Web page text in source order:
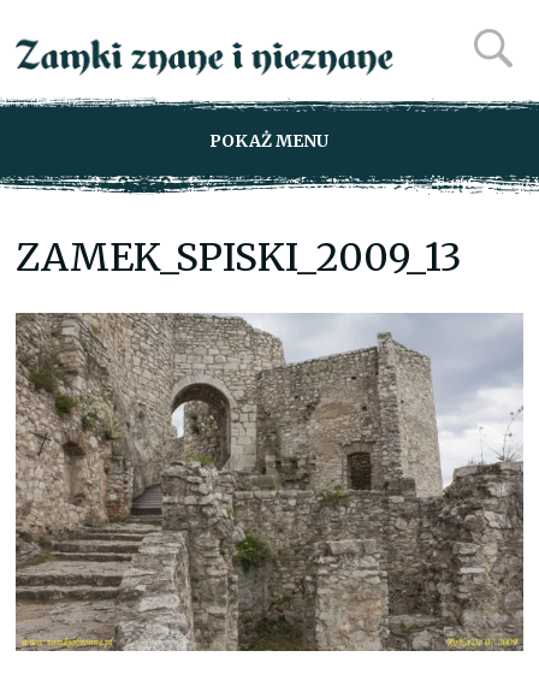
POKAŻ MENU
ZAMEK_SPISKI_2009_13